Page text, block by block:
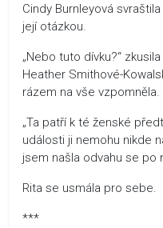
Cindy Burnleyová
její otázkou.
„Nebo tuto dívku?“
Heather Smithové-
rázem na vše vzpomněla.
„Ta patří k té ženské
události ji nemohu nikde
jsem našla odvahu se po
Rita se usmála pro sebe.
***